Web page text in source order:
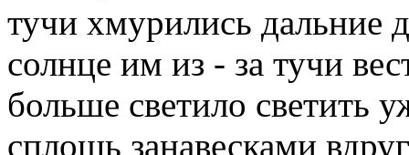
тучи хмурились дальние
солнце им из - за тучи
больше светило светить
сплошь занавесками